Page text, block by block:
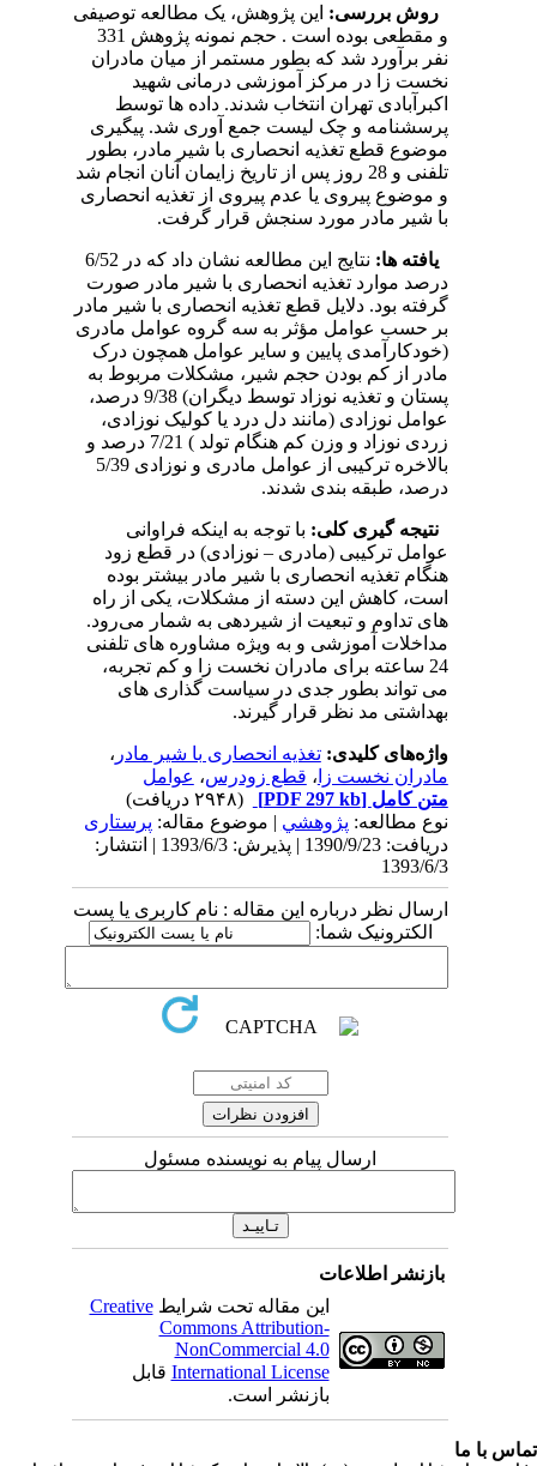
روش بررسی:این پژوهش، یک مطالعه توصیفی
و مقطعی بوده است . حجم نمونه پژوهش 331
نفر برآورد شد که بطور مستمر از میان مادران
نخست زا در مرکز آموزشی درمانی شهید
اکبرآبادی تهران انتخاب شدند. داده ها توسط
پرسشنامه و چک لیست جمع آوری شد. پیگیری
موضوع قطع تغذیه انحصاری با شیر مادر، بطور
تلفنی و 28 روز پس از تاریخ زایمان آنان انجام شد
و موضوع پیروی یا عدم پیروی از تغذیه انحصاری
با شیر مادر مورد سنجش قرار گرفت.
یافته ها:
نتایج این مطالعه نشان داد که در 6/52
درصد موارد تغذیه انحصاری با شیر مادر صورت
گرفته بود. دلایل قطع تغذیه انحصاری با شیر مادر
بر حسب عوامل مؤثر به سه گروه عوامل مادری
(خودکارآمدی پایین و سایر عوامل همچون درک
مادر از کم بودن حجم شیر، مشکلات مربوط به
پستان و تغذیه نوزاد توسط دیگران) 9/38 درصد،
عوامل نوزادی (مانند دل درد یا کولیک نوزادی،
زردی نوزاد و وزن کم هنگام تولد ) 7/21 درصد و
بالاخره ترکیبی از عوامل مادری و نوزادی 5/39
درصد، طبقه بندی شدند.
نتیجه گیری کلی:با توجه به اینکه فراوانی
عوامل ترکیبی (مادری – نوزادی) در قطع زود
هنگام تغذیه انحصاری با شیر مادر بیشتر بوده
است، کاهش این دسته از مشکلات، یکی از راه
های تداوم و تبعیت از شیردهی به شمار می‌رود.
مداخلات آموزشی و به ویژه مشاوره های تلفنی
24 ساعته برای مادران نخست زا و کم تجربه،
می تواند بطور جدی در سیاست گذاری های
بهداشتی مد نظر قرار گیرند.
واژه‌های کلیدی:تغذیه انحصاری با شیر مادر،
مادران نخست زا ، قطع زودرس،عوامل
متن کامل[PDF 297 kb]
نوع مطالعه:پژوهشي| موضوع مقاله:پرستاری
دریافت: 1390/9/23 | پذیرش: 1393/6/3 | انتشار:
1393/6/3
ارسال نظر درباره این مقاله : نام کاربری یا پست
الکترونیک شما:
ارسال پیام به نویسنده مسئول
بازنشر اطلاعات
این مقاله تحت شرایطCreative
Commons Attribution-
NonCommercial 4.0
International Licenseقابل
بازنشر است.
با ما